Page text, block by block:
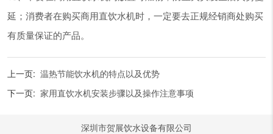
延；消费者在购买商用直饮水机时，一定要去正规经销商处购买
有质量保证的产品。
上一页: 温热节能饮水机的特点以及优势
下一页: 家用直饮水机安装步骤以及操作注意事项
深圳市贺展饮水设备有限公司